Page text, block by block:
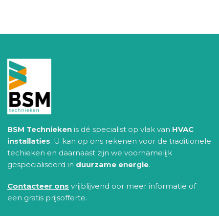
BSM Technieken is dé specialist op vlak van HVAC
installaties. U kan op ons rekenen voor de traditionele
techieken en daarnaast zijn we voornamelijk
gespecialiseerd in duurzame energie.
Contacteer ons vrijblijvend oor meer informatie of
een gratis prijsofferte.